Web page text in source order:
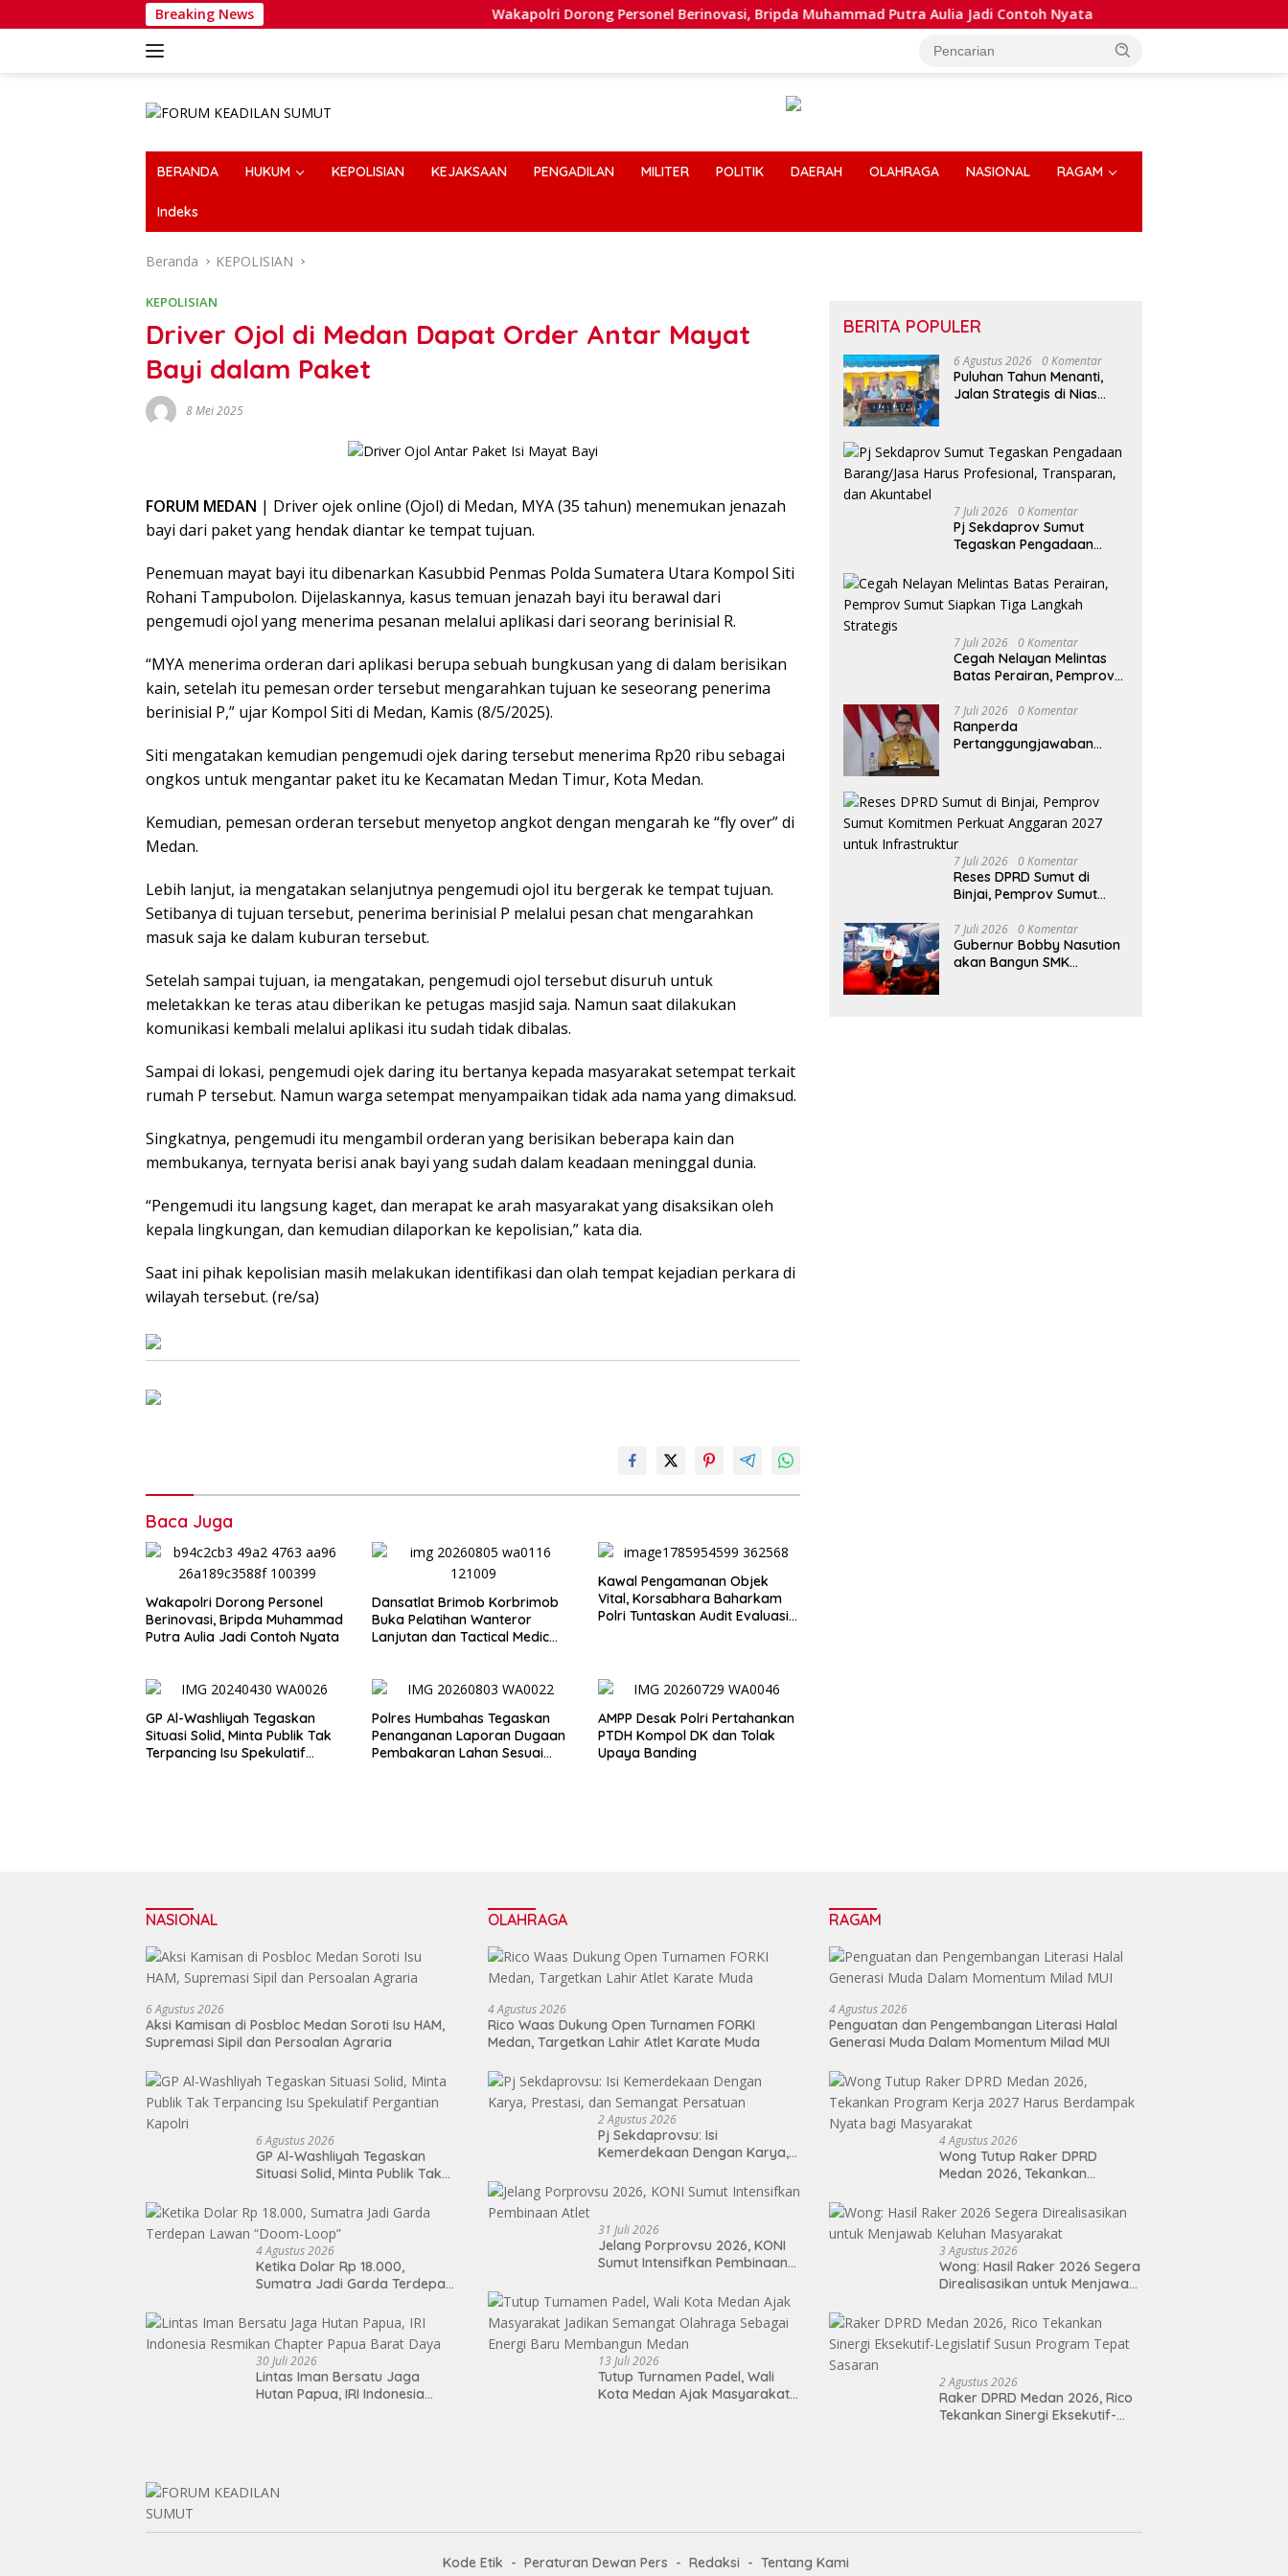
ke
Breaking News Wakapolri Dorong Personel Berinovasi, Bripda Muhammad Putra Aulia Jadi Contoh Nyata Dansatlat Brimob Korbrimob
BERANDA HUKUM KEPOLISIAN KEJAKSAAN PENGADILAN MILITER POLITIK DAERAH OLAHRAGA NASIONAL RAGAM
Indeks
Beranda KEPOLISIAN
KEPOLISIAN
Driver Ojol di Medan Dapat Order Antar Mayat
Bayi dalam Paket
8 Mei 2025
FORUM MEDAN | Driver ojek online (Ojol) di Medan, MYA (35 tahun) menemukan jenazah
bayi dari paket yang hendak diantar ke tempat tujuan.
Penemuan mayat bayi itu dibenarkan Kasubbid Penmas Polda Sumatera Utara Kompol Siti
Rohani Tampubolon. Dijelaskannya, kasus temuan jenazah bayi itu berawal dari
pengemudi ojol yang menerima pesanan melalui aplikasi dari seorang berinisial R.
“MYA menerima orderan dari aplikasi berupa sebuah bungkusan yang di dalam berisikan
kain, setelah itu pemesan order tersebut mengarahkan tujuan ke seseorang penerima
berinisial P,” ujar Kompol Siti di Medan, Kamis (8/5/2025).
Siti mengatakan kemudian pengemudi ojek daring tersebut menerima Rp20 ribu sebagai
ongkos untuk mengantar paket itu ke Kecamatan Medan Timur, Kota Medan.
Kemudian, pemesan orderan tersebut menyetop angkot dengan mengarah ke “fly over” di
Medan.
Lebih lanjut, ia mengatakan selanjutnya pengemudi ojol itu bergerak ke tempat tujuan.
Setibanya di tujuan tersebut, penerima berinisial P melalui pesan chat mengarahkan
masuk saja ke dalam kuburan tersebut.
Setelah sampai tujuan, ia mengatakan, pengemudi ojol tersebut disuruh untuk
meletakkan ke teras atau diberikan ke petugas masjid saja. Namun saat dilakukan
komunikasi kembali melalui aplikasi itu sudah tidak dibalas.
Sampai di lokasi, pengemudi ojek daring itu bertanya kepada masyarakat setempat terkait
rumah P tersebut. Namun warga setempat menyampaikan tidak ada nama yang dimaksud.
Singkatnya, pengemudi itu mengambil orderan yang berisikan beberapa kain dan
membukanya, ternyata berisi anak bayi yang sudah dalam keadaan meninggal dunia.
“Pengemudi itu langsung kaget, dan merapat ke arah masyarakat yang disaksikan oleh
kepala lingkungan, dan kemudian dilaporkan ke kepolisian,” kata dia.
Saat ini pihak kepolisian masih melakukan identifikasi dan olah tempat kejadian perkara di
wilayah tersebut. (re/sa)
Baca Juga
Wakapolri Dorong Personel
Berinovasi, Bripda Muhammad
Putra Aulia Jadi Contoh Nyata
Dansatlat Brimob Korbrimob
Buka Pelatihan Wanteror
Lanjutan dan Tactical Medic
Kawal Pengamanan Objek
Vital, Korsabhara Baharkam
Polri Tuntaskan Audit Evaluasi
GP Al-Washliyah Tegaskan
Situasi Solid, Minta Publik Tak
Terpancing Isu Spekulatif
Polres Humbahas Tegaskan
Penanganan Laporan Dugaan
Pembakaran Lahan Sesuai
AMPP Desak Polri Pertahankan
PTDH Kompol DK dan Tolak
Upaya Banding
BERITA POPULER
6 Agustus 2026 0 Komentar
Puluhan Tahun Menanti,
Jalan Strategis di Nias
7 Juli 2026 0 Komentar
Pj Sekdaprov Sumut
Tegaskan Pengadaan
Profesional, Transparan,
dan Akuntabel
7 Juli 2026 0 Komentar
Cegah Nelayan Melintas
Batas Perairan, Pemprov
Langkah Strategis
7 Juli 2026 0 Komentar
Ranperda
Pertanggungjawaban
Medan Apresiasi Sinergitas
Antara Legislatif dan
Eksekutif
7 Juli 2026 0 Komentar
Reses DPRD Sumut di
Binjai, Pemprov Sumut
Anggaran 2027 untuk
Infrastruktur
7 Juli 2026 0 Komentar
Gubernur Bobby Nasution
akan Bangun SMK
NASIONAL
6 Agustus 2026
Aksi Kamisan di Posbloc Medan Soroti Isu HAM,
Supremasi Sipil dan Persoalan Agraria
6 Agustus 2026
GP Al-Washliyah Tegaskan
Situasi Solid, Minta Publik Tak
Pergantian Kapolri
4 Agustus 2026
Ketika Dolar Rp 18.000,
Sumatra Jadi Garda Terdepan
30 Juli 2026
Lintas Iman Bersatu Jaga
Hutan Papua, IRI Indonesia
OLAHRAGA
4 Agustus 2026
Rico Waas Dukung Open Turnamen FORKI
Medan, Targetkan Lahir Atlet Karate Muda
2 Agustus 2026
Pj Sekdaprovsu: Isi
Kemerdekaan Dengan Karya,
Persatuan
31 Juli 2026
Jelang Porprovsu 2026, KONI
Sumut Intensifkan Pembinaan
13 Juli 2026
Tutup Turnamen Padel, Wali
Kota Medan Ajak Masyarakat
RAGAM
4 Agustus 2026
Penguatan dan Pengembangan Literasi Halal
Generasi Muda Dalam Momentum Milad MUI
4 Agustus 2026
Wong Tutup Raker DPRD
Medan 2026, Tekankan
Berdampak Nyata bagi
Masyarakat
3 Agustus 2026
Wong: Hasil Raker 2026 Segera
Direalisasikan untuk Menjawab
2 Agustus 2026
Raker DPRD Medan 2026, Rico
Tekankan Sinergi Eksekutif-
Kode Etik Peraturan Dewan Pers Redaksi Tentang Kami